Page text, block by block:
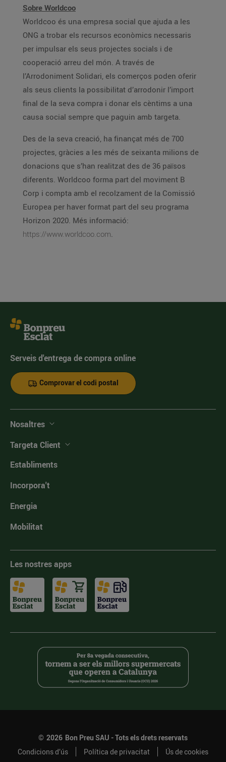
Sobre Worldcoo
Worldcoo és una empresa social que ajuda a les
ONG a trobar els recursos econòmics necessaris
per impulsar els seus projectes socials i de
cooperació arreu del món. A través de
l’Arrodoniment Solidari, els comerços poden oferir
als seus clients la possibilitat d’arrodonir l’import
final de la seva compra i donar els cèntims a una
causa social sempre que paguin amb targeta.
Des de la seva creació, ha finançat més de 700
projectes, gràcies a les més de seixanta milions de
donacions que s’han realitzat des de 36 països
diferents. Worldcoo forma part del moviment B
Corp i compta amb el recolzament de la Comissió
Europea per haver format part del seu programa
Horizon 2020. Més informació:
https://www.worldcoo.com.
Serveis d'entrega de compra online
Comprovar el codi postal
Nosaltres
Targeta Client
Establiments
Incorpora't
Energia
Mobilitat
Les nostres apps
© 2026 Bon Preu SAU - Tots els drets reservats
Condicions d’ús
Política de privacitat Ús de cookies